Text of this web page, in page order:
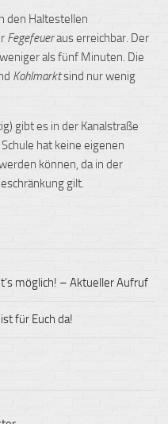
den Haltestellen
Fegefeueraus erreichbar. Der
als fünf Minuten. Die
Kohlmarktsind nur wenig
gibt es in der Kanalstraße
hat keine eigenen
können, da in der
gilt.
möglich! – Aktueller Aufruf
für Euch da!